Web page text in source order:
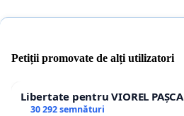
Petiții promovate de alți utilizatori
Libertate pentru VIOREL PAȘCA
30 292 semnături